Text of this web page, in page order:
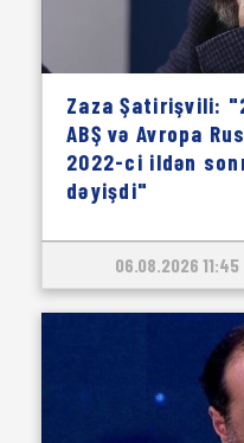
Zaza Şatirişvili:
ABŞ və Avropa
2022-ci ildən
dəyişdi"
06.08.2026 11:45